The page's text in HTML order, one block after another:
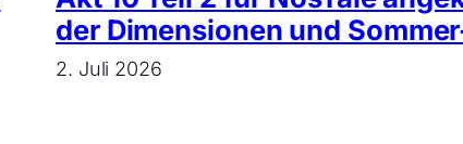
der Dimensionen und
2. Juli 2026